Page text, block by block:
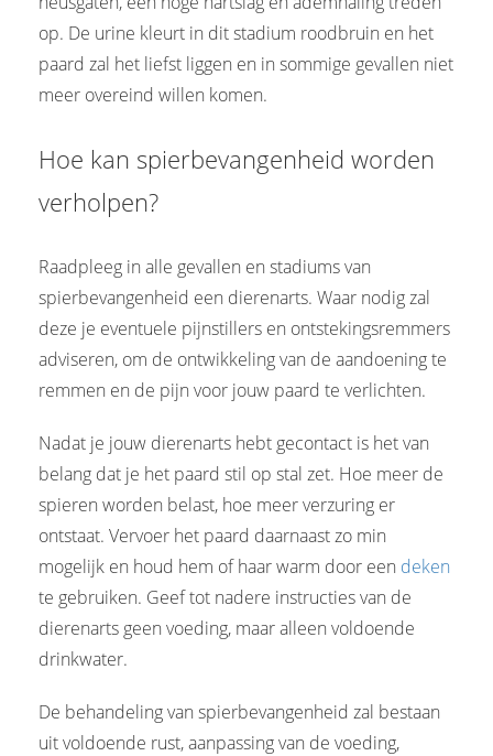
op. De urine kleurt in dit stadium roodbruin en het
paard zal het liefst liggen en in sommige gevallen niet
meer overeind willen komen.
Hoe kan spierbevangenheid worden
verholpen?
Raadpleeg in alle gevallen en stadiums van
spierbevangenheid een dierenarts. Waar nodig zal
deze je eventuele pijnstillers en ontstekingsremmers
adviseren, om de ontwikkeling van de aandoening te
remmen en de pijn voor jouw paard te verlichten.
Nadat je jouw dierenarts hebt gecontact is het van
belang dat je het paard stil op stal zet. Hoe meer de
spieren worden belast, hoe meer verzuring er
ontstaat. Vervoer het paard daarnaast zo min
mogelijk en houd hem of haar warm door een deken
te gebruiken. Geef tot nadere instructies van de
dierenarts geen voeding, maar alleen voldoende
drinkwater.
De behandeling van spierbevangenheid zal bestaan
uit voldoende rust, aanpassing van de voeding,